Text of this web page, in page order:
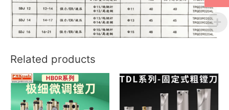
Related products